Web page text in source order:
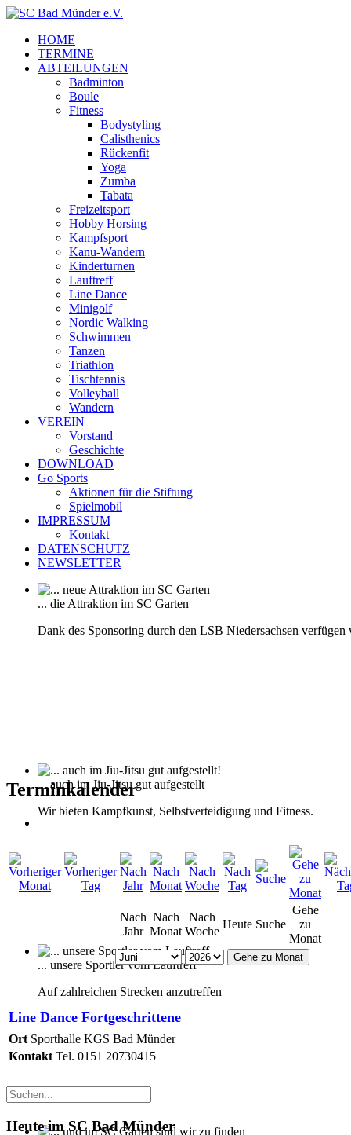
HOME
TERMINE
ABTEILUNGEN
Badminton
Boule
Fitness
Bodystyling
Calisthenics
Rückenfit
Yoga
Zumba
Tabata
Freizeitsport
Hobby Horsing
Kampfsport
Kanu-Wandern
Kinderturnen
Lauftreff
Line Dance
Minigolf
Nordic Walking
Schwimmen
Tanzen
Triathlon
Tischtennis
Volleyball
Wandern
VEREIN
Vorstand
Geschichte
DOWNLOAD
Go Sports
Aktionen für die Stiftung
Spielmobil
IMPRESSUM
Kontakt
DATENSCHUTZ
NEWSLETTER
... die Attraktion im SC Garten
Dank des Sponsoring durch den LSB Niedersachsen
... auch im Jiu-Jitsu gut aufgestellt
Wir bieten Kampfkunst, Selbstverteidigung und Fitness.
... unsere Sportler vom Lauftreff
Auf zahlreichen Strecken anzutreffen
Terminkalender
Nach
Jahr
Nach
Monat
Nach
Woche
Heute Suche
Gehe
zu
Monat
Gehe zu Monat
Line Dance Fortgeschrittene
Ort Sporthalle KGS Bad Münder
Kontakt Tel. 0151 20730415
Heute im SC Bad Münder